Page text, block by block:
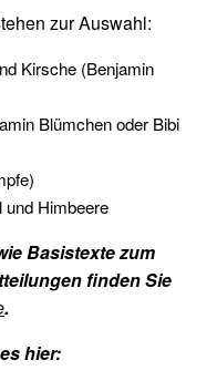
zur Auswahl:
Kirsche (Benjamin
Blümchen oder Bibi
und Himbeere
Basistexte zum
finden Sie
.
hier: